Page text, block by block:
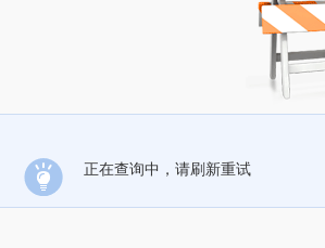
正在查询中，请刷新重试